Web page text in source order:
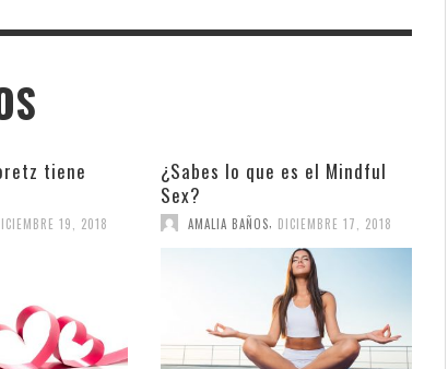
tiene
19, 2018
¿Sabes lo que es el Mindful
Sex?
AMALIA BAÑOS DICIEMBRE 17, 2018